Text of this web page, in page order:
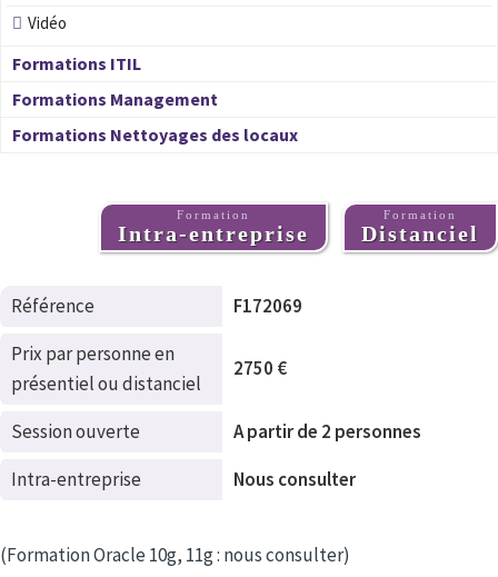
Vidéo
Formations ITIL
Formations Management
Formations Nettoyages des locaux
Formation
Intra-entreprise
Formation
Distanciel
Référence
F172069
Prix par personne en
présentiel ou distanciel
2750 €
Session ouverte
A partir de 2 personnes
Intra-entreprise
Nous consulter
(Formation Oracle 10g, 11g : nous consulter)